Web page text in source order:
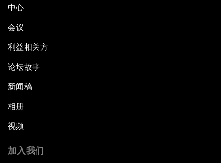
中心
会议
利益相关方
论坛故事
新闻稿
相册
视频
加入我们